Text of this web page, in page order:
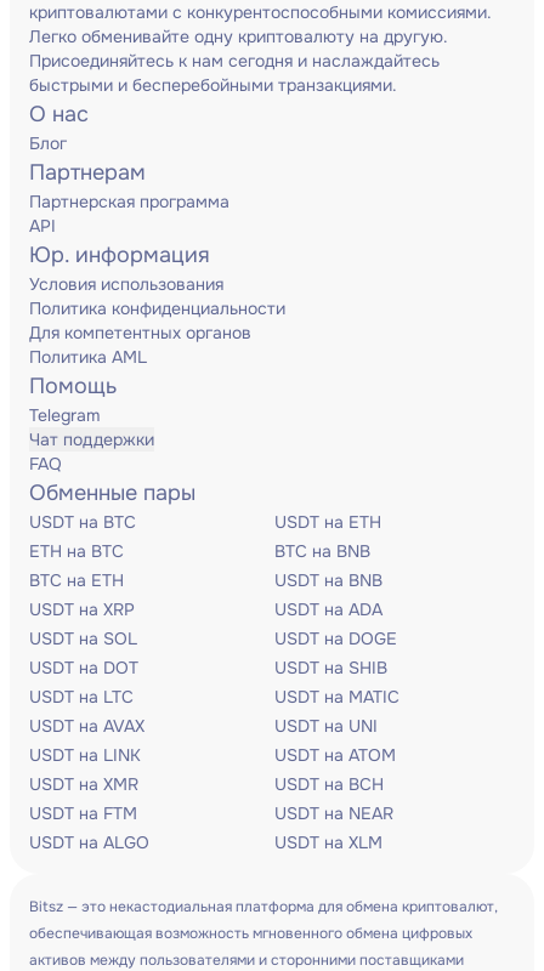
криптовалютами с конкурентоспособными комиссиями.
Легко обменивайте одну криптовалюту на другую.
Присоединяйтесь к нам сегодня и наслаждайтесь
быстрыми и бесперебойными транзакциями.
О нас
Блог
Партнерам
Партнерская программа
API
Юр. информация
Условия использования
Политика конфиденциальности
Для компетентных органов
Политика AML
Помощь
Telegram
Чат поддержки
FAQ
Обменные пары
USDT на BTC
USDT на ETH
ETH на BTC
BTC на BNB
BTC на ETH
USDT на BNB
USDT на XRP
USDT на ADA
USDT на SOL
USDT на DOGE
USDT на DOT
USDT на SHIB
USDT на LTC
USDT на MATIC
USDT на AVAX
USDT на UNI
USDT на LINK
USDT на ATOM
USDT на XMR
USDT на BCH
USDT на FTM
USDT на NEAR
USDT на ALGO
USDT на XLM
Bitsz — это некастодиальная платформа для обмена криптовалют,
обеспечивающая возможность мгновенного обмена цифровых
активов между пользователями и сторонними поставщиками